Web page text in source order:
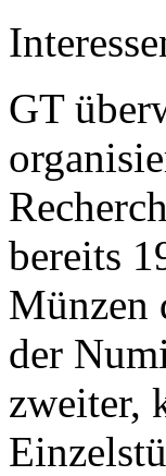
GT
bereits
Münzen
der
zweiter,